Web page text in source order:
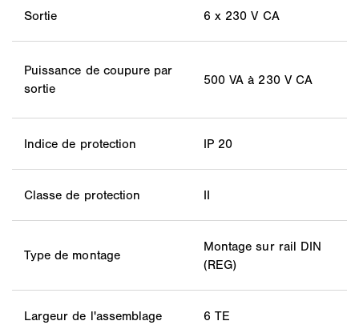
Sortie 6 x 230 V CA
Puissance de coupure par
sortie
500 VA à 230 V CA
Indice de protection IP 20
Classe de protection II
Type de montage
Montage sur rail DIN
(REG)
Largeur de l'assemblage 6 TE